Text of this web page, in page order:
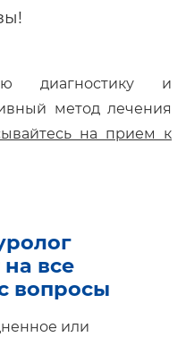
диагностику и
метод лечения
на прием к
все
вопросы
или